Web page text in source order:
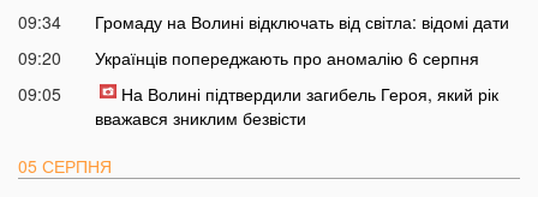
09:34
Громаду на Волині відключать від світла: відомі дати
09:20
Українців попереджають про аномалію 6 серпня
09:05
На Волині підтвердили загибель Героя, який рік
вважався зниклим безвісти
05 СЕРПНЯ